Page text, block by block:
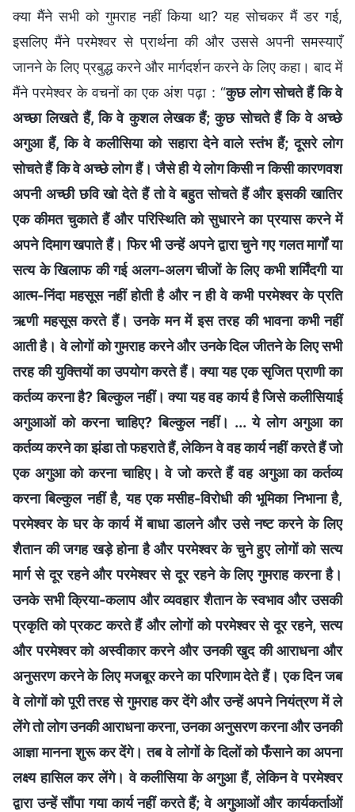
क्या मैंने सभी को गुमराह नहीं किया था? यह सोचकर मैं डर गई,
इसलिए मैंने परमेश्वर से प्रार्थना की और उससे अपनी समस्याएँ
जानने के लिए प्रबुद्ध करने और मार्गदर्शन करने के लिए कहा। बाद में
मैंने परमेश्वर के वचनों का एक अंश पढ़ा : “कुछ लोग सोचते हैं कि वे
अच्छा लिखते हैं, कि वे कुशल लेखक हैं; कुछ सोचते हैं कि वे अच्छे
अगुआ हैं, कि वे कलीसिया को सहारा देने वाले स्तंभ हैं; दूसरे लोग
सोचते हैं कि वे अच्छे लोग हैं। जैसे ही ये लोग किसी न किसी कारणवश
अपनी अच्छी छवि खो देते हैं तो वे बहुत सोचते हैं और इसकी खातिर
एक कीमत चुकाते हैं और परिस्थिति को सुधारने का प्रयास करने में
अपने दिमाग खपाते हैं। फिर भी उन्हें अपने द्वारा चुने गए गलत मार्गों या
सत्य के खिलाफ की गई अलग-अलग चीजों के लिए कभी शर्मिंदगी या
आत्म-निंदा महसूस नहीं होती है और न ही वे कभी परमेश्वर के प्रति
ऋणी महसूस करते हैं। उनके मन में इस तरह की भावना कभी नहीं
आती है। वे लोगों को गुमराह करने और उनके दिल जीतने के लिए सभी
तरह की युक्तियों का उपयोग करते हैं। क्या यह एक सृजित प्राणी का
कर्तव्य करना है? बिल्कुल नहीं। क्या यह वह कार्य है जिसे कलीसियाई
अगुआओं को करना चाहिए? बिल्कुल नहीं। ... ये लोग अगुआ का
कर्तव्य करने का झंडा तो फहराते हैं, लेकिन वे वह कार्य नहीं करते हैं जो
एक अगुआ को करना चाहिए। वे जो करते हैं वह अगुआ का कर्तव्य
करना बिल्कुल नहीं है, यह एक मसीह-विरोधी की भूमिका निभाना है,
परमेश्वर के घर के कार्य में बाधा डालने और उसे नष्ट करने के लिए
शैतान की जगह खड़े होना है और परमेश्वर के चुने हुए लोगों को सत्य
मार्ग से दूर रहने और परमेश्वर से दूर रहने के लिए गुमराह करना है।
उनके सभी क्रिया-कलाप और व्यवहार शैतान के स्वभाव और उसकी
प्रकृति को प्रकट करते हैं और लोगों को परमेश्वर से दूर रहने, सत्य
और परमेश्वर को अस्वीकार करने और उनकी खुद की आराधना और
अनुसरण करने के लिए मजबूर करने का परिणाम देते हैं। एक दिन जब
वे लोगों को पूरी तरह से गुमराह कर देंगे और उन्हें अपने नियंत्रण में ले
लेंगे तो लोग उनकी आराधना करना, उनका अनुसरण करना और उनकी
आज्ञा मानना शुरू कर देंगे। तब वे लोगों के दिलों को फँसाने का अपना
लक्ष्य हासिल कर लेंगे। वे कलीसिया के अगुआ हैं, लेकिन वे परमेश्वर
द्वारा उन्हें सौंपा गया कार्य नहीं करते हैं; वे अगुआओं और कार्यकर्ताओं